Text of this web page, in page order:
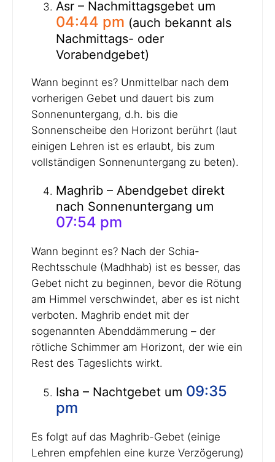
Asr – Nachmittagsgebet um
04:44 pm (auch bekannt als
Nachmittags- oder
Vorabendgebet)
Wann beginnt es? Unmittelbar nach dem
vorherigen Gebet und dauert bis zum
Sonnenuntergang, d.h. bis die
Sonnenscheibe den Horizont berührt (laut
einigen Lehren ist es erlaubt, bis zum
vollständigen Sonnenuntergang zu beten).
Maghrib – Abendgebet direkt
nach Sonnenuntergang um
07:54 pm
Wann beginnt es? Nach der Schia-
Rechtsschule (Madhhab) ist es besser, das
Gebet nicht zu beginnen, bevor die Rötung
am Himmel verschwindet, aber es ist nicht
verboten. Maghrib endet mit der
sogenannten Abenddämmerung – der
rötliche Schimmer am Horizont, der wie ein
Rest des Tageslichts wirkt.
Isha – Nachtgebet um 09:35
pm
Es folgt auf das Maghrib-Gebet (einige
Lehren empfehlen eine kurze Verzögerung)